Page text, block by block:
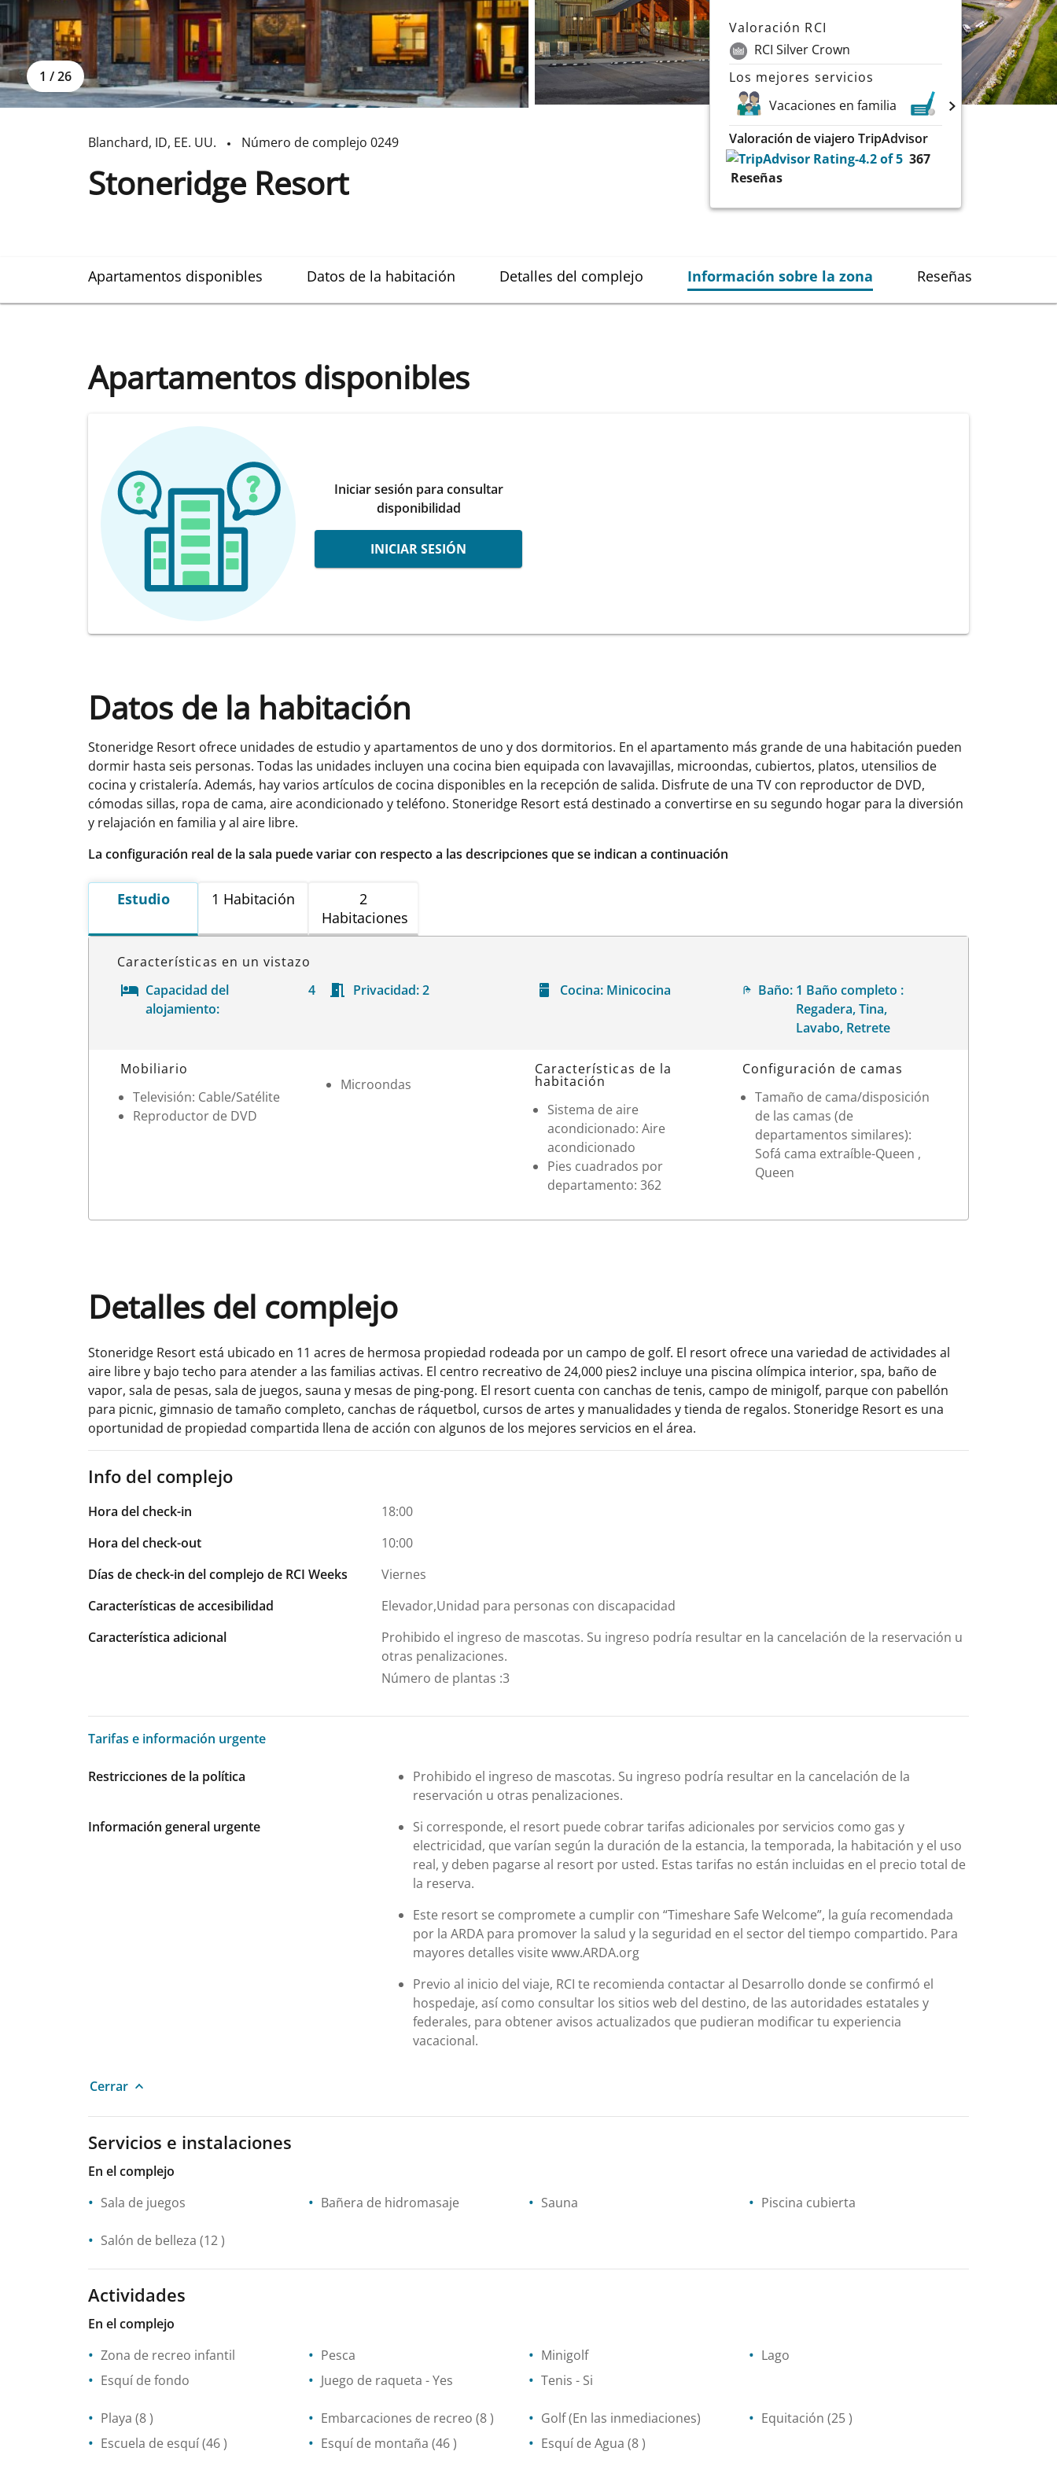
1 / 26
Blanchard, ID, EE. UU. Número de complejo 0249
Stoneridge Resort
Valoración RCI
RCI Silver Crown
Los mejores servicios
Vacaciones en familia
Golf
Lagos
Valoración de viajero TripAdvisor
367
Reseñas
Apartamentos disponibles Datos de la habitación Detalles del complejo Información sobre la zona Reseñas
Apartamentos disponibles
Iniciar sesión para consultar
disponibilidad
INICIAR SESIÓN
Datos de la habitación
Stoneridge Resort ofrece unidades de estudio y apartamentos de uno y dos dormitorios. En el apartamento más grande de una habitación pueden
dormir hasta seis personas. Todas las unidades incluyen una cocina bien equipada con lavavajillas, microondas, cubiertos, platos, utensilios de
cocina y cristalería. Además, hay varios artículos de cocina disponibles en la recepción de salida. Disfrute de una TV con reproductor de DVD,
cómodas sillas, ropa de cama, aire acondicionado y teléfono. Stoneridge Resort está destinado a convertirse en su segundo hogar para la diversión
y relajación en familia y al aire libre.
La configuración real de la sala puede variar con respecto a las descripciones que se indican a continuación
Estudio 1 Habitación
2
Habitaciones
Características en un vistazo
Capacidad del
alojamiento:
4 Privacidad: 2 Cocina: Minicocina Baño: 1 Baño completo :
Regadera, Tina,
Lavabo, Retrete
Datos de la habitación
Mobiliario
Televisión: Cable/Satélite
Reproductor de DVD
Microondas
Características de la
habitación
Sistema de aire
acondicionado: Aire
acondicionado
Pies cuadrados por
departamento: 362
Configuración de camas
Tamaño de cama/disposición
de las camas (de
departamentos similares):
Sofá cama extraíble-Queen ,
Queen
Detalles del complejo
Stoneridge Resort está ubicado en 11 acres de hermosa propiedad rodeada por un campo de golf. El resort ofrece una variedad de actividades al
aire libre y bajo techo para atender a las familias activas. El centro recreativo de 24,000 pies2 incluye una piscina olímpica interior, spa, baño de
vapor, sala de pesas, sala de juegos, sauna y mesas de ping-pong. El resort cuenta con canchas de tenis, campo de minigolf, parque con pabellón
para picnic, gimnasio de tamaño completo, canchas de ráquetbol, ​​cursos de artes y manualidades y tienda de regalos. Stoneridge Resort es una
oportunidad de propiedad compartida llena de acción con algunos de los mejores servicios en el área.
Info del complejo
Hora del check-in
18:00
Hora del check-out
10:00
Días de check-in del complejo de RCI Weeks
Viernes
Características de accesibilidad
Elevador,Unidad para personas con discapacidad
Característica adicional
Prohibido el ingreso de mascotas. Su ingreso podría resultar en la cancelación de la reservación u
otras penalizaciones.
Número de plantas :3
Tarifas e información urgente
Tarifas e información urgente
Restricciones de la política
Prohibido el ingreso de mascotas. Su ingreso podría resultar en la cancelación de la
reservación u otras penalizaciones.
Información general urgente
Si corresponde, el resort puede cobrar tarifas adicionales por servicios como gas y
electricidad, que varían según la duración de la estancia, la temporada, la habitación y el uso
real, y deben pagarse al resort por usted. Estas tarifas no están incluidas en el precio total de
la reserva.
Este resort se compromete a cumplir con “Timeshare Safe Welcome”, la guía recomendada
por la ARDA para promover la salud y la seguridad en el sector del tiempo compartido. Para
mayores detalles visite www.ARDA.org
Previo al inicio del viaje, RCI te recomienda contactar al Desarrollo donde se confirmó el
hospedaje, así como consultar los sitios web del destino, de las autoridades estatales y
federales, para obtener avisos actualizados que pudieran modificar tu experiencia
vacacional.
Cerrar
Servicios e instalaciones
En el complejo
Sala de juegos
Bañera de hidromasaje Sauna Piscina cubierta
Salón de belleza (12 )
Actividades
En el complejo
Zona de recreo infantil
Pesca Minigolf
Lago
Esquí de fondo
Juego de raqueta - Yes Tenis - Si
Playa (8 ) Embarcaciones de recreo (8 ) Golf(En las inmediaciones) Equitación (25 )
Escuela de esquí(46 ) Esquí de montaña (46 ) Esquí de Agua (8 )